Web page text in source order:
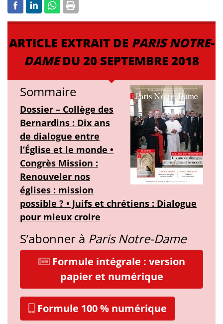
ARTICLE EXTRAIT DE PARIS NOTRE-
DAMEDU 20 SEPTEMBRE 2018
Sommaire
Dossier – Collège des
Bernardins : Dix ans
de dialogue entre
l’Église et le monde •
Congrès Mission :
Renouveler nos
églises : mission
possible ? • Juifs et chrétiens : Dialogue
pour mieux croire
S’abonner à Paris Notre-Dame
Formule intégrale : version
papier et numérique
Formule 100 % numérique